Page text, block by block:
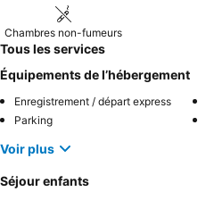
Chambres non-fumeurs
Tous les services
Équipements de l’hébergement
Enregistrement / départ express
Parking
Voir plus
Séjour enfants